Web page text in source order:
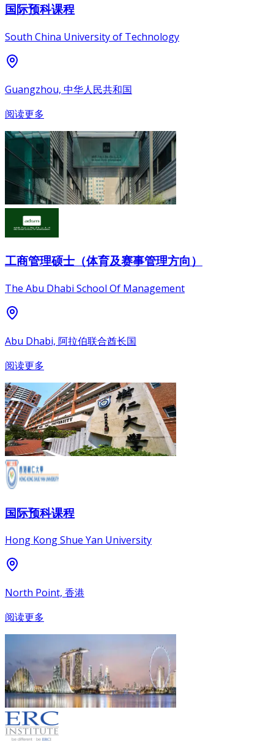
国际预科课程
South China University of Technology
Guangzhou, 中华人民共和国
阅读更多
工商管理硕士（体育及赛事管理方向）
The Abu Dhabi School Of Management
Abu Dhabi, 阿拉伯联合酋长国
阅读更多
国际预科课程
Hong Kong Shue Yan University
North Point, 香港
阅读更多